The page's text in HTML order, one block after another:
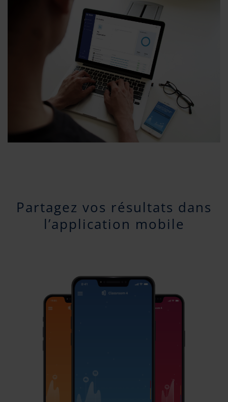
Partagez vos résultats dans
l’application mobile